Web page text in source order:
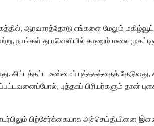
ஆரவாரத்தோடு எங்களை மேலும்
நாங்கள் தூரவெளியில் காணும் மலை
கிட்டத்தட்ட உண்மைப் புத்தகத்தைத் தேடுவது,
புத்தகப் பிரியர்களும் தான்
பிற்சேர்க்கையாக அச்செய்தியினை